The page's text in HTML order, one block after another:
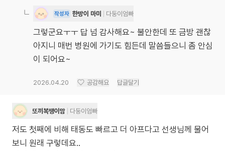
작성자 한방이 마미 다둥이엄빠
그렇군요ㅜㅜ 답 넘 감사해요~ 불안한데 또 금방 괜찮
아지니 매번 병원에 가기도 힘든데 말씀들으니 좀 안심
이 되어요~
2026.04.20 공감해요 답글달기
또끼복땡이맘 다둥이엄빠
저도 첫째에 비해 태동도 빠르고 더 아프다고 선생님께 물어
보니 원래 구렇데요..